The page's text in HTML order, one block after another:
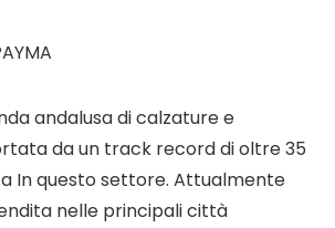
andalusa di calzature e
da un track record di oltre 35
In questo settore. Attualmente
nelle principali città